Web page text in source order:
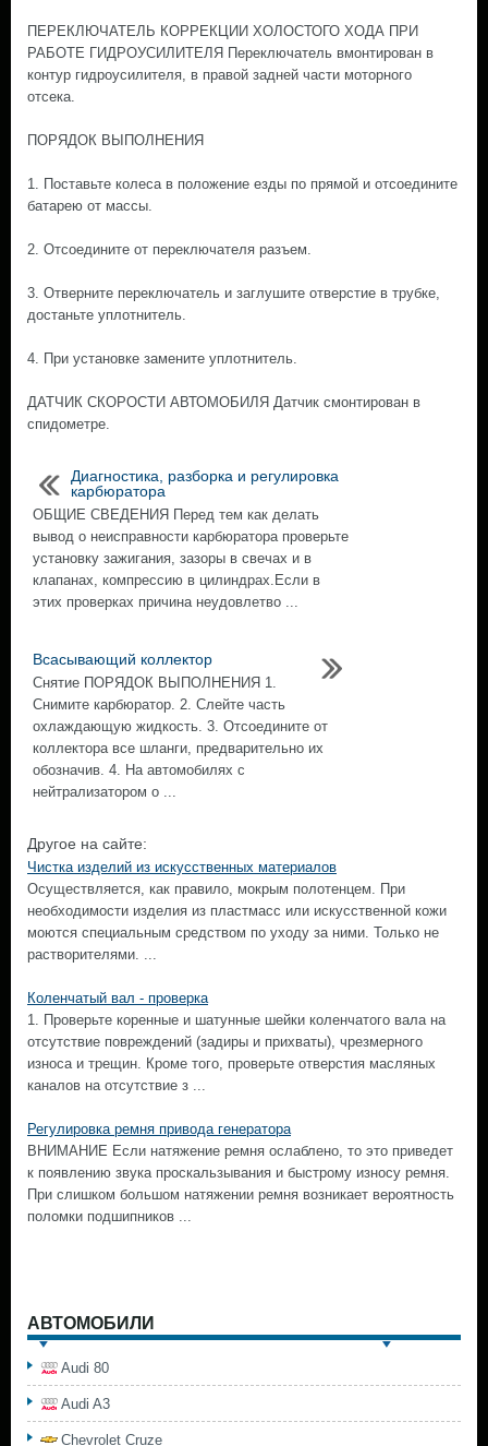
ПЕРЕКЛЮЧАТЕЛЬ КОРРЕКЦИИ ХОЛОСТОГО ХОДА ПРИ
РАБОТЕ ГИДРОУСИЛИТЕЛЯ Переключатель вмонтирован в
контур гидроусилителя, в правой задней части моторного
отсека.
ПОРЯДОК ВЫПОЛНЕНИЯ
1. Поставьте колеса в положение езды по прямой и отсоедините
батарею от массы.
2. Отсоедините от переключателя разъем.
3. Отверните переключатель и заглушите отверстие в трубке,
достаньте уплотнитель.
4. При установке замените уплотнитель.
ДАТЧИК СКОРОСТИ АВТОМОБИЛЯ Датчик смонтирован в
спидометре.
Диагностика, разборка и регулировка
карбюратора
ОБЩИЕ СВЕДЕНИЯ Перед тем как делать
вывод о неисправности карбюратора проверьте
установку зажигания, зазоры в свечах и в
клапанах, компрессию в цилиндрах.Если в
этих проверках причина неудовлетво ...
Всасывающий коллектор
Снятие ПОРЯДОК ВЫПОЛНЕНИЯ 1.
Снимите карбюратор. 2. Слейте часть
охлаждающую жидкость. 3. Отсоедините от
коллектора все шланги, предварительно их
обозначив. 4. На автомобилях с
нейтрализатором о ...
Другое на сайте:
Чистка изделий из искусственных материалов
Осуществляется, как правило, мокрым полотенцем. При
необходимости изделия из пластмасс или искусственной кожи
моются специальным средством по уходу за ними. Только не
растворителями. ...
Коленчатый вал - проверка
1. Проверьте коренные и шатунные шейки коленчатого вала на
отсутствие повреждений (задиры и прихваты), чрезмерного
износа и трещин. Кроме того, проверьте отверстия масляных
каналов на отсутствие з ...
Регулировка ремня привода генератора
ВНИМАНИЕ Если натяжение ремня ослаблено, то это приведет
к появлению звука проскальзывания и быстрому износу ремня.
При слишком большом натяжении ремня возникает вероятность
поломки подшипников ...
АВТОМОБИЛИ
Audi 80
Audi A3
Chevrolet Cruze